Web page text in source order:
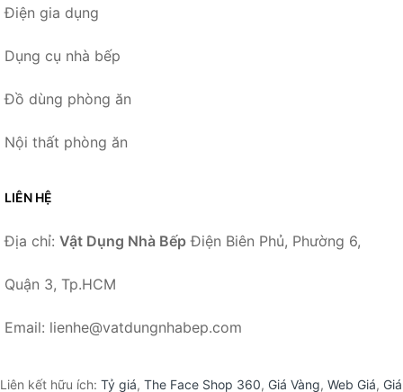
Điện gia dụng
Dụng cụ nhà bếp
Đồ dùng phòng ăn
Nội thất phòng ăn
LIÊN HỆ
Địa chỉ: Vật Dụng Nhà Bếp Điện Biên Phủ, Phường 6,
Quận 3, Tp.HCM
Email: lienhe@vatdungnhabep.com
Liên kết hữu ích: Tỷ giá, The Face Shop 360, Giá Vàng, Web Giá, Giá